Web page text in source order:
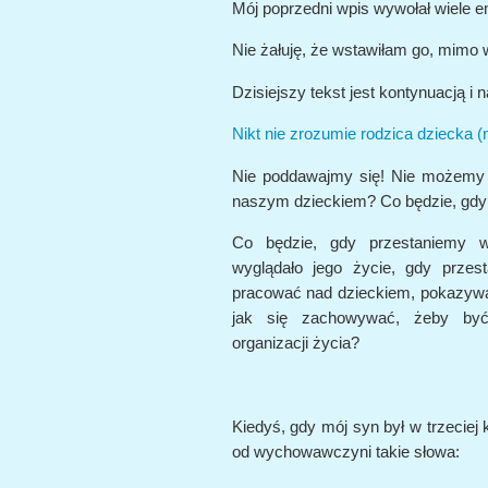
Mój poprzedni wpis wywołał wiele
Nie żałuję, że wstawiłam go, mimo
Dzisiejszy tekst jest kontynuacją i
Nikt nie zrozumie rodzica dziecka
Nie poddawajmy się! Nie
naszym dzieckiem? Co będzie,
Co będzie, gdy przestaniemy
wyglądało jego życie, gdy
pracować nad dzieckiem,
jak się zachowywać, żeby
organizacji życia?
Kiedyś, gdy mój syn był w trzeciej
od wychowawczyni takie słowa: